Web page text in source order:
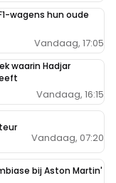
wagens hun oude
Vandaag, 17:05
waarin Hadjar
Vandaag, 16:15
Vandaag, 07:20
bij Aston Martin'